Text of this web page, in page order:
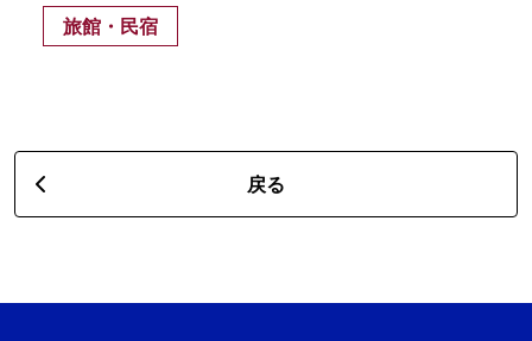
旅館・民宿
戻る